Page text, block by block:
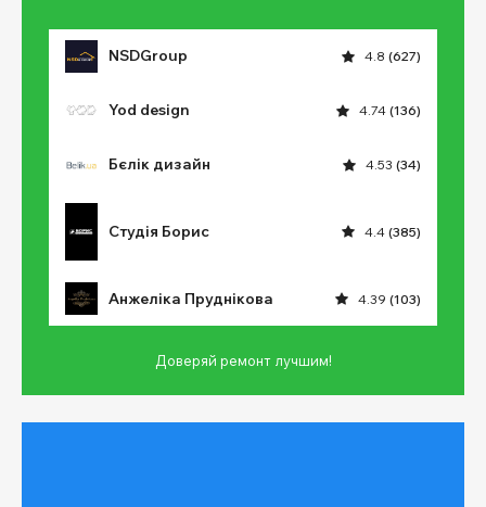
NSDGroup 4.8 (627)
Yod design 4.74 (136)
Бєлік дизайн 4.53 (34)
Студія Борис 4.4 (385)
Анжеліка Пруднікова 4.39 (103)
Доверяй ремонт лучшим!